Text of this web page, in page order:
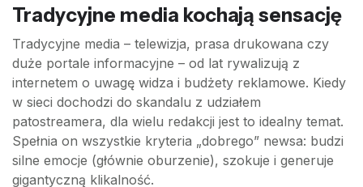
Tradycyjne media kochają sensację
Tradycyjne media – telewizja, prasa drukowana czy
duże portale informacyjne – od lat rywalizują z
internetem o uwagę widza i budżety reklamowe. Kiedy
w sieci dochodzi do skandalu z udziałem
patostreamera, dla wielu redakcji jest to idealny temat.
Spełnia on wszystkie kryteria „dobrego” newsa: budzi
silne emocje (głównie oburzenie), szokuje i generuje
gigantyczną klikalność.